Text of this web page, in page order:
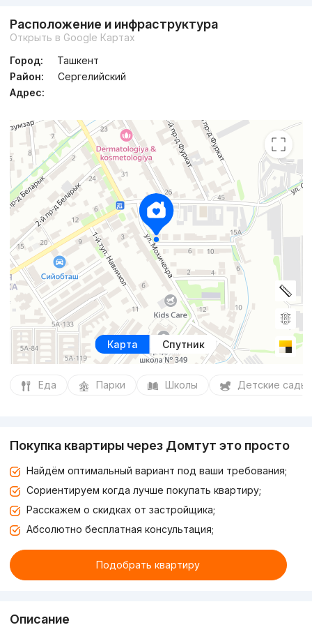
Расположение и инфраструктура
Открыть в Google Картах
Город:
Ташкент
Район:
Сергелийский
Адрес:
Карта Спутник
Еда Парки Школы Детские сады
Покупка квартиры через Домтут это просто
Найдём оптимальный вариант под ваши требования;
Сориентируем когда лучше покупать квартиру;
Расскажем о скидках от застройщика;
Абсолютно бесплатная консультация;
Подобрать квартиру
Описание